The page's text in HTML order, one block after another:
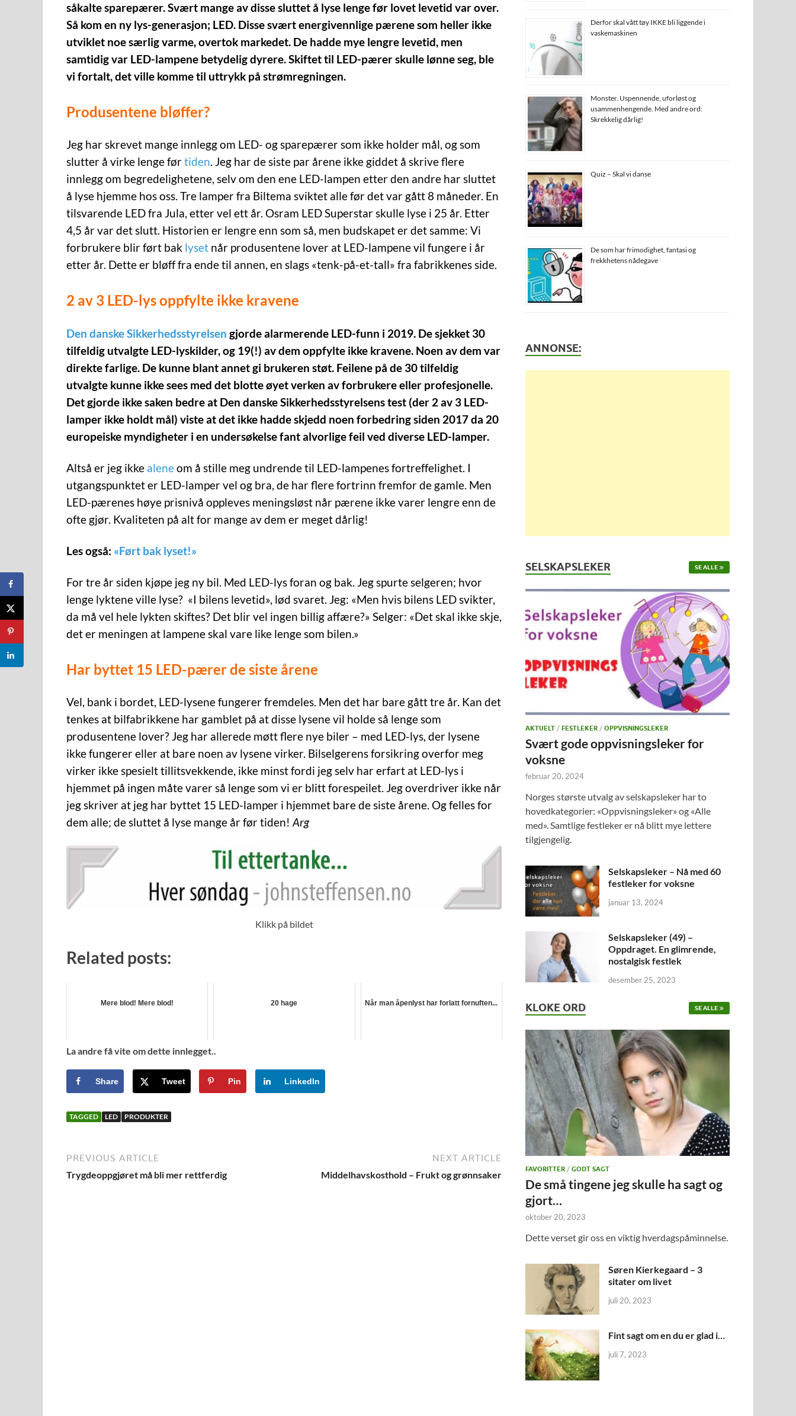
såkalte sparepærer. Svært mange av disse sluttet å lyse lenge før lovet levetid var over.
Så kom en ny lys-generasjon; LED. Disse svært energivennlige pærene som heller ikke
utviklet noe særlig varme, overtok markedet. De hadde mye lengre levetid, men
samtidig var LED-lampene betydelig dyrere. Skiftet til LED-pærer skulle lønne seg, ble
vi fortalt, det ville komme til uttrykk på strømregningen.
Produsentene bløffer?
Jeg har skrevet mange innlegg om LED- og sparepærer som ikke holder mål, og som
slutter å virke lenge førtiden. Jeg har de siste par årene ikke giddet å skrive flere
innlegg om begredelighetene, selv om den ene LED-lampen etter den andre har sluttet
å lyse hjemme hos oss. Tre lamper fra Biltema sviktet alle før det var gått 8 måneder. En
tilsvarende LED fra Jula, etter vel ett år. Osram LED Superstar skulle lyse i 25 år. Etter
4,5 år var det slutt. Historien er lengre enn som så, men budskapet er det samme: Vi
forbrukere blir ført bak lyset når produsentene lover at LED-lampene vil fungere i år
etter år. Dette er bløff fra ende til annen, en slags «tenk-på-et-tall» fra fabrikkenes side.
2 av 3 LED-lys oppfylte ikke kravene
Den danske Sikkerhedsstyrelsen gjorde alarmerende LED-funn i 2019. De sjekket 30
tilfeldig utvalgte LED-lyskilder, og 19(!) av dem oppfylte ikke kravene. Noen av dem var
direkte farlige. De kunne blant annet gi brukeren støt. Feilene på de 30 tilfeldig
utvalgte kunne ikke sees med det blotte øyet verken av forbrukere eller profesjonelle.
Det gjorde ikke saken bedre at Den danske Sikkerhedsstyrelsens test (der 2 av 3 LED-
lamper ikke holdt mål) viste at det ikke hadde skjedd noen forbedring siden 2017 da 20
europeiske myndigheter i en undersøkelse fant alvorlige feil ved diverse LED-lamper.
Altså er jeg ikke aleneom å stille meg undrende til LED-lampenes fortreffelighet. I
utgangspunktet er LED-lamper vel og bra, de har flere fortrinn fremfor de gamle. Men
LED-pærenes høye prisnivå oppleves meningsløst når pærene ikke varer lengre enn de
ofte gjør. Kvaliteten på alt for mange av dem er meget dårlig!
Les også: «Ført bak lyset!»
For tre år siden kjøpe jeg ny bil. Med LED-lys foran og bak. Jeg spurte selgeren; hvor
lenge lyktene ville lyse? «I bilens levetid», lød svaret. Jeg: «Men hvis bilens LED svikter,
da må vel hele lykten skiftes? Det blir vel ingen billig affære?» Selger: «Det skal ikke skje,
det er meningen at lampene skal vare like lenge som bilen.»
Har byttet 15 LED-pærer de siste årene
Vel, bank i bordet, LED-lysene fungerer fremdeles. Men det har bare gått tre år. Kan det
tenkes at bilfabrikkene har gamblet på at disse lysene vil holde så lenge som
produsentene lover? Jeg har allerede møtt flere nye biler – med LED-lys, der lysene
ikke fungerer eller at bare noen av lysene virker. Bilselgerens forsikring overfor meg
virker ikke spesielt tillitsvekkende, ikke minst fordi jeg selv har erfart at LED-lys i
hjemmet på ingen måte varer så lenge som vi er blitt forespeilet. Jeg overdriver ikke når
jeg skriver at jeg har byttet 15 LED-lamper i hjemmet bare de siste årene. Og felles for
dem alle; de sluttet å lyse mange år før tiden! Arg
Klikk på bildet
Related posts:
Mere blod! Mere blod! 20 hage Når man åpenlyst har forlatt fornuften...
La andre få vite om dette innlegget..
Share Tweet Pin LinkedIn
TAGGED LED PRODUKTER
PREVIOUS ARTICLE
Trygdeoppgjøret må bli mer rettferdig
NEXT ARTICLE
Middelhavskosthold – Frukt og grønnsaker
Derfor skal vått tøy IKKE bli liggende i
vaskemaskinen
Monster. Uspennende, uforløst og
usammenhengende. Med andre ord:
Skrekkelig dårlig!
Quiz – Skal vi danse
De som har frimodighet, fantasi og
frekkhetens nådegave
ANNONSE:
SELSKAPSLEKER SE ALLE
AKTUELT /FESTLEKER /OPPVISNINGSLEKER
Svært gode oppvisningsleker for
voksne
februar 20, 2024
Norges største utvalg av selskapsleker har to
hovedkategorier: «Oppvisningsleker» og «Alle
med». Samtlige festleker er nå blitt mye lettere
tilgjengelig.
Selskapsleker – Nå med 60
festleker for voksne
januar 13, 2024
Selskapsleker (49) –
Oppdraget. En glimrende,
nostalgisk festlek
desember 25, 2023
KLOKE ORD SE ALLE
FAVORITTER /GODT SAGT
De små tingene jeg skulle ha sagt og
gjort…
oktober 20, 2023
Dette verset gir oss en viktig hverdagspåminnelse.
Søren Kierkegaard – 3
sitater om livet
juli 20, 2023
Fint sagt om en du er glad i…
juli 7, 2023